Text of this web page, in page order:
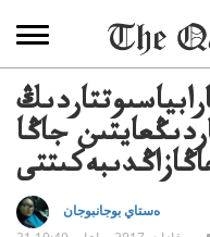
جاڭا
ەستاي بوجانبوجان